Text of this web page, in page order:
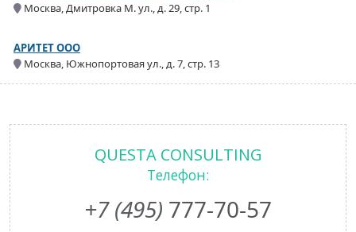
Москва, Дмитровка М. ул., д. 29, стр. 1
АРИТЕТ ООО
Москва, Южнопортовая ул., д. 7, стр. 13
QUESTA CONSULTING
Телефон:
+7 (495) 777-70-57